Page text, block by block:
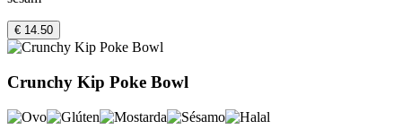
€ 14.50
Crunchy Kip Poke Bowl